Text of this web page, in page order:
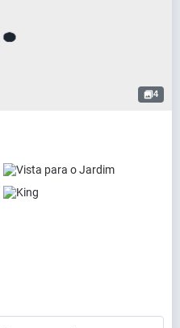
4
Vista para o Jardim
King